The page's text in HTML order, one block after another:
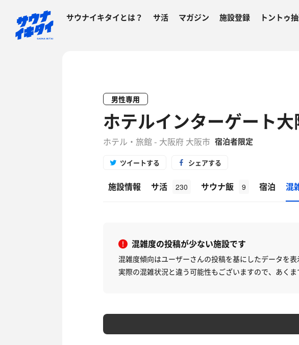
サウナイキタイとは？ サ活 マガジン 施設登録 トントゥ
男性専用
ホテルインターゲート大
ホテル・旅館 - 大阪府 大阪市 宿泊者限定
ツイートする シェアする
施設情報 サ活 230 サウナ飯 9 宿泊 混
混雑度の投稿が少ない施設です
混雑度傾向はユーザーさんの投稿を基にしたデータを表
実際の混雑状況と違う可能性もございますので、あくま